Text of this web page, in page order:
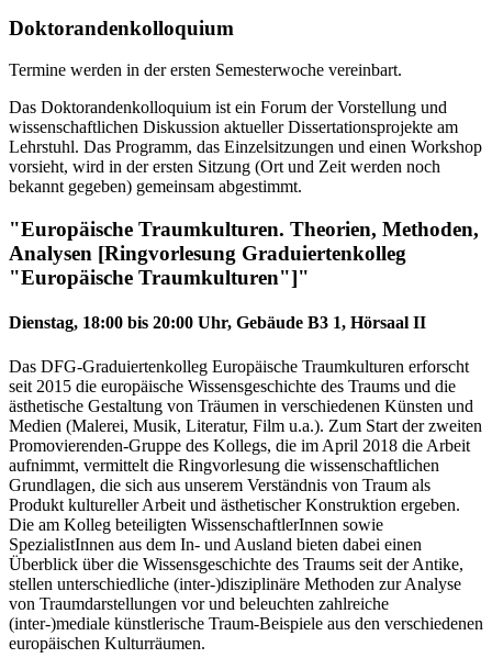
Doktorandenkolloquium
Termine werden in der ersten Semesterwoche vereinbart.
Das Doktorandenkolloquium ist ein Forum der Vorstellung und
wissenschaftlichen Diskussion aktueller Dissertationsprojekte am
Lehrstuhl. Das Programm, das Einzelsitzungen und einen Workshop
vorsieht, wird in der ersten Sitzung (Ort und Zeit werden noch
bekannt gegeben) gemeinsam abgestimmt.
"Europäische Traumkulturen. Theorien, Methoden,
Analysen [Ringvorlesung Graduiertenkolleg
"Europäische Traumkulturen"]"
Dienstag, 18:00 bis 20:00 Uhr, Gebäude B3 1, Hörsaal II
Das DFG-Graduiertenkolleg Europäische Traumkulturen erforscht
seit 2015 die europäische Wissensgeschichte des Traums und die
ästhetische Gestaltung von Träumen in verschiedenen Künsten und
Medien (Malerei, Musik, Literatur, Film u.a.). Zum Start der zweiten
Promovierenden-Gruppe des Kollegs, die im April 2018 die Arbeit
aufnimmt, vermittelt die Ringvorlesung die wissenschaftlichen
Grundlagen, die sich aus unserem Verständnis von Traum als
Produkt kultureller Arbeit und ästhetischer Konstruktion ergeben.
Die am Kolleg beteiligten WissenschaftlerInnen sowie
SpezialistInnen aus dem In- und Ausland bieten dabei einen
Überblick über die Wissensgeschichte des Traums seit der Antike,
stellen unterschiedliche (inter-)disziplinäre Methoden zur Analyse
von Traumdarstellungen vor und beleuchten zahlreiche
(inter-)mediale künstlerische Traum-Beispiele aus den verschiedenen
europäischen Kulturräumen.